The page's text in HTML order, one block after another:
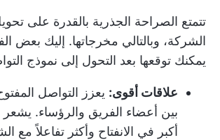
تتمتع الصراحة الجذرية بالقدرة على
الشركة، وبالتالي مخرجاتها. إليك بعض
يمكنك توقعها بعد التحول إلى نموذج
علاقات أقوى: يعزز التواصل
بين أعضاء الفريق والرؤساء. يشعر
أكبر في الانفتاح وأكثر تفاعلاً مع